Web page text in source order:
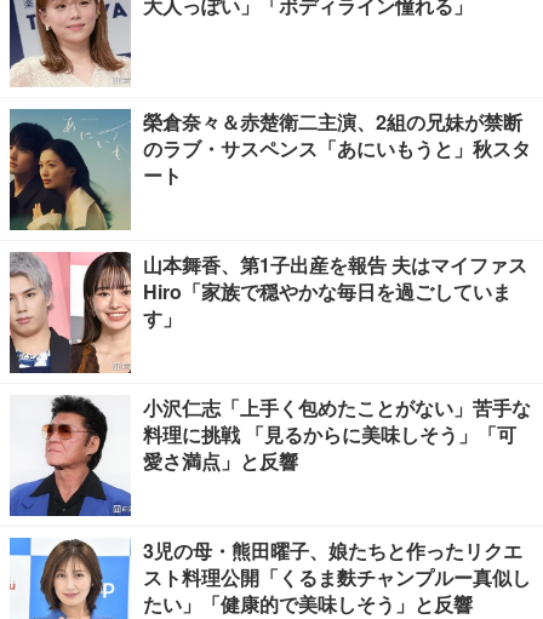
榮倉奈々＆赤楚衛二主演、2組の兄妹が禁断
のラブ・サスペンス「あにいもうと」秋スタ
ート
山本舞香、第1子出産を報告 夫はマイファス
Hiro「家族で穏やかな毎日を過ごしていま
す」
小沢仁志「上手く包めたことがない」苦手な
料理に挑戦 「見るからに美味しそう」「可
愛さ満点」と反響
3児の母・熊田曜子、娘たちと作ったリクエ
スト料理公開「くるま麩チャンプルー真似し
たい」「健康的で美味しそう」と反響